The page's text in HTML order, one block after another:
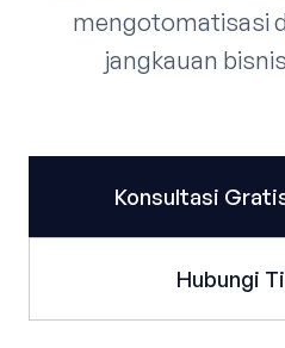
mengotomatisasi
jangkauan
Konsultasi
Hubungi